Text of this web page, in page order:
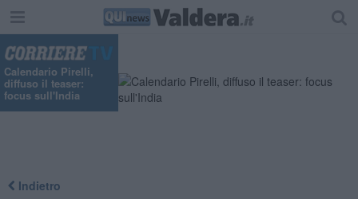
Calendario Pirelli,
diffuso il teaser:
focus sull'India
Indietro